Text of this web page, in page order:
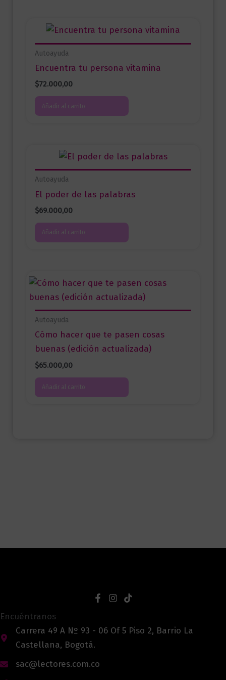
Autoayuda
Encuentra tu persona vitamina
$72.000,00
Añadir al carrito
Autoayuda
El poder de las palabras
$69.000,00
Añadir al carrito
Autoayuda
Cómo hacer que te pasen cosas
buenas (edición actualizada)
$65.000,00
Añadir al carrito
Encuéntranos
Carrera 49 A Nº 93 - 06 Of 5 Piso 2, Barrio La
Castellana, Bogotá.
sac@lectores.com.co